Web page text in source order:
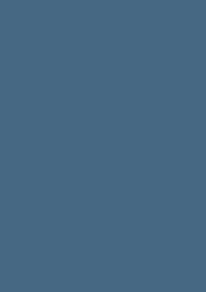
Statybos įstatymo
51-1 straipsniu